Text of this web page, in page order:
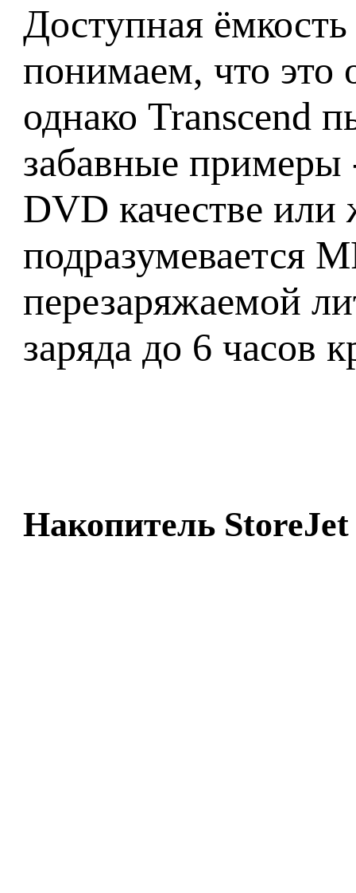
Доступная
понимаем, что это
однако Transcend
забавные примеры
DVD качестве или
подразумевается
перезаряжаемой
заряда до 6 часов
Накопитель